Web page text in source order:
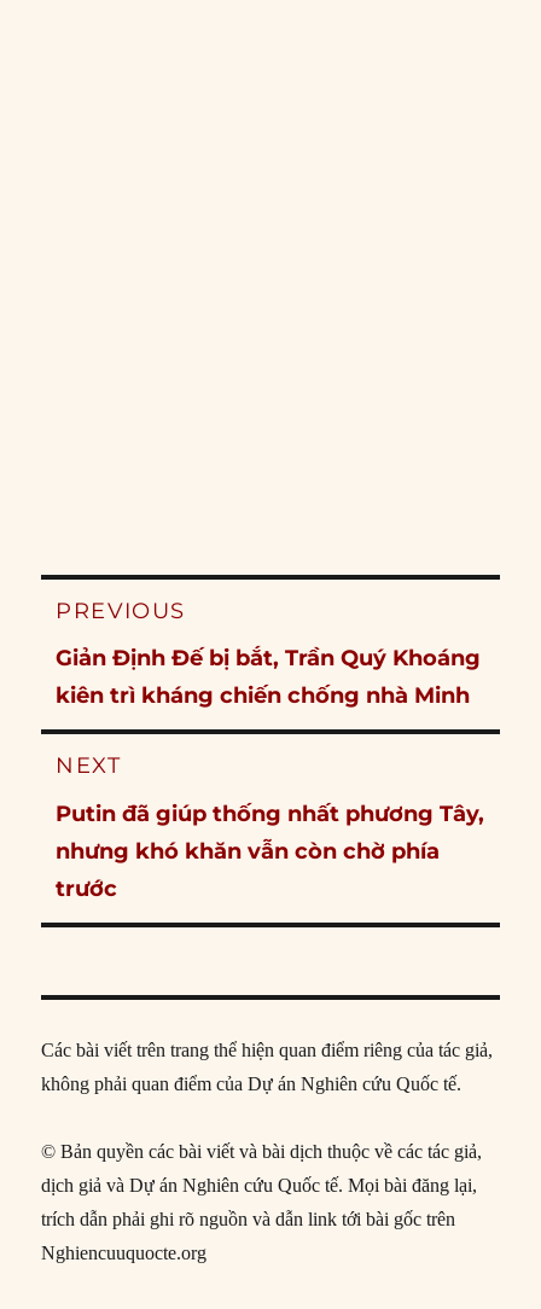
Post
PREVIOUS
Previous
post:
Giản Định Đế bị bắt, Trần Quý Khoáng
kiên trì kháng chiến chống nhà Minh
NEXT
Next
post:
Putin đã giúp thống nhất phương Tây,
nhưng khó khăn vẫn còn chờ phía
trước
Các bài viết trên trang thể hiện quan điểm riêng của tác giả,
không phải quan điểm của Dự án Nghiên cứu Quốc tế.
© Bản quyền các bài viết và bài dịch thuộc về các tác giả,
dịch giả và Dự án Nghiên cứu Quốc tế. Mọi bài đăng lại,
trích dẫn phải ghi rõ nguồn và dẫn link tới bài gốc trên
Nghiencuuquocte.org